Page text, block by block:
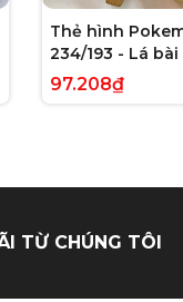
Thẻ hình
234/193 - Lá
Evolved Full Art
tiếng Anh chính
97.208₫
TỪ CHÚNG TÔI